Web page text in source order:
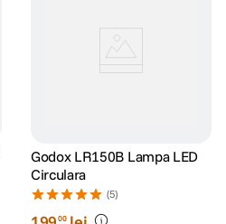
Godox LR150B Lampa LED
Circulara
(5)
00